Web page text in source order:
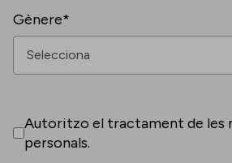
Gènere*
Autoritzo el tractament de les
personals.